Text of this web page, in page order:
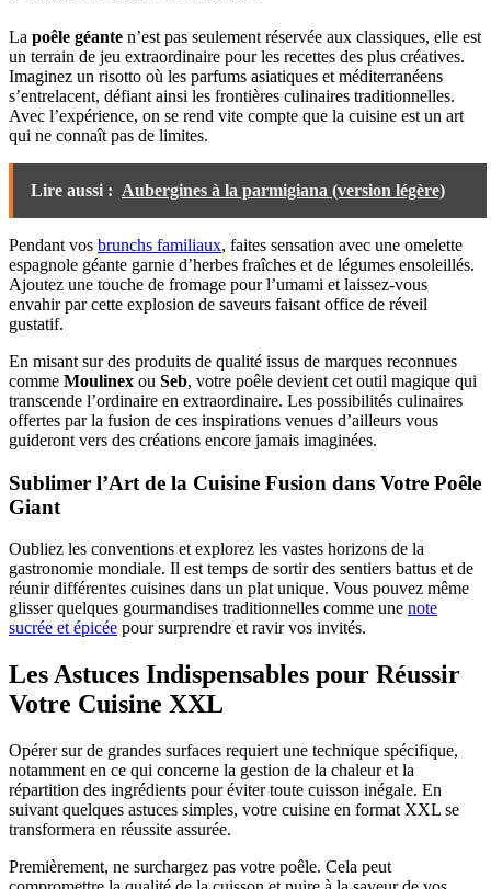
La poêle géante n’est pas seulement réservée aux classiques, elle est
un terrain de jeu extraordinaire pour les recettes des plus créatives.
Imaginez un risotto où les parfums asiatiques et méditerranéens
s’entrelacent, défiant ainsi les frontières culinaires traditionnelles.
Avec l’expérience, on se rend vite compte que la cuisine est un art
qui ne connaît pas de limites.
Lire aussi : Aubergines à la parmigiana (version légère)
Pendant vos brunchs familiaux, faites sensation avec une omelette
espagnole géante garnie d’herbes fraîches et de légumes ensoleillés.
Ajoutez une touche de fromage pour l’umami et laissez-vous
envahir par cette explosion de saveurs faisant office de réveil
gustatif.
En misant sur des produits de qualité issus de marques reconnues
comme Moulinex ou Seb, votre poêle devient cet outil magique qui
transcende l’ordinaire en extraordinaire. Les possibilités culinaires
offertes par la fusion de ces inspirations venues d’ailleurs vous
guideront vers des créations encore jamais imaginées.
Sublimer l’Art de la Cuisine Fusion dans Votre Poêle
Giant
Oubliez les conventions et explorez les vastes horizons de la
gastronomie mondiale. Il est temps de sortir des sentiers battus et de
réunir différentes cuisines dans un plat unique. Vous pouvez même
glisser quelques gourmandises traditionnelles comme une note
sucrée et épicée pour surprendre et ravir vos invités.
Les Astuces Indispensables pour Réussir
Votre Cuisine XXL
Opérer sur de grandes surfaces requiert une technique spécifique,
notamment en ce qui concerne la gestion de la chaleur et la
répartition des ingrédients pour éviter toute cuisson inégale. En
suivant quelques astuces simples, votre cuisine en format XXL se
transformera en réussite assurée.
Premièrement, ne surchargez pas votre poêle. Cela peut